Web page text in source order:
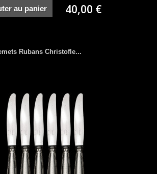
au panier 40,00 €
Rubans Christofle...